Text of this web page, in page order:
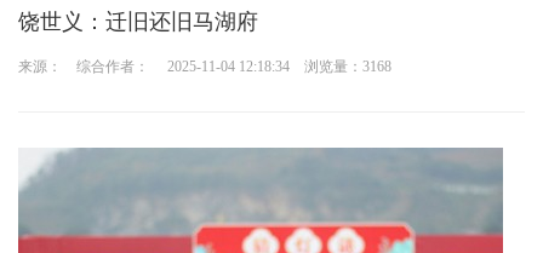
播
三
饶世义：迁旧还旧马湖府
来源： 综合作者： 2025-11-04 12:18:34 浏览量： 3168